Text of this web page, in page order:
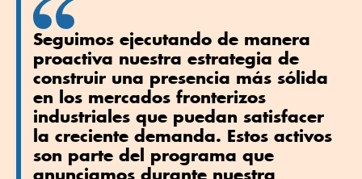
Seguimos ejecutando de manera
proactiva nuestra estrategia de
construir una presencia más sólida
en los mercados fronterizos
industriales que puedan satisfacer
la creciente demanda. Estos activos
son parte del programa que
anunciamos durante nuestra